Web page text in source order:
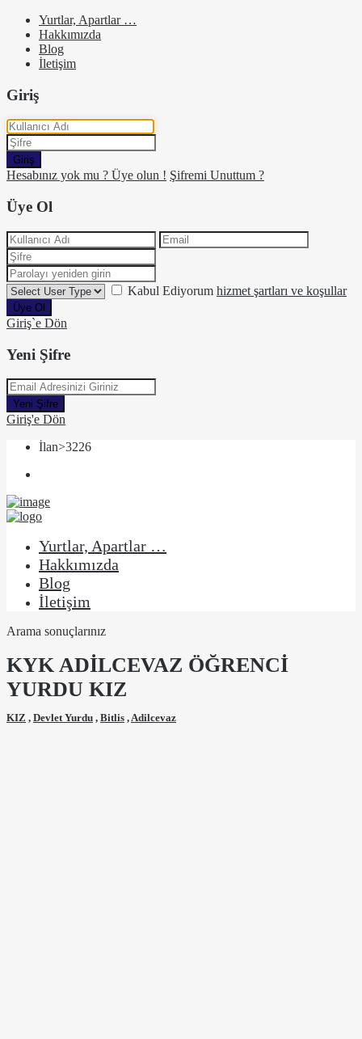
Yurtlar, Apartlar …
Hakkımızda
Blog
İletişim
Giriş
Giriş
Hesabınız yok mu ? Üye olun ! Şifremi Unuttum ?
Üye Ol
Kabul Ediyorum hizmet şartları ve koşullar
Üye Ol
Giriş`e Dön
Yeni Şifre
Yeni Şifre
Giriş'e Dön
İlan>3226
Yurtlar, Apartlar …
Hakkımızda
Blog
İletişim
Arama sonuçlarınız
KYK ADİLCEVAZ ÖĞRENCİ
YURDU KIZ
KIZ , Devlet Yurdu , Bitlis , Adilcevaz